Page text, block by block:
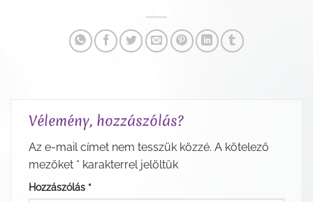
Vélemény, hozzászólás?
Az e-mail címet nem tesszük közzé. A kötelező
mezőket * karakterrel jelöltük
Hozzászólás *